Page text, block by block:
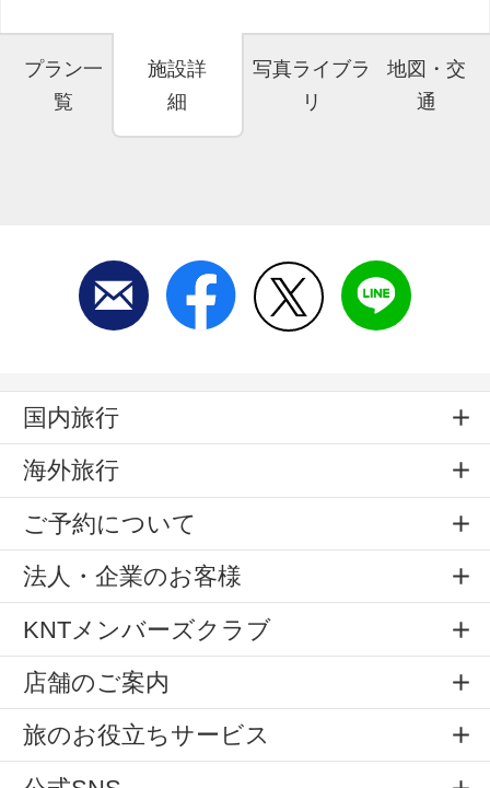
プラン一
覧
施設詳
細
写真ライブラ
リ
地図・交
通
国内旅行
海外旅行
ご予約について
法人・企業のお客様
KNTメンバーズクラブ
店舗のご案内
旅のお役立ちサービス